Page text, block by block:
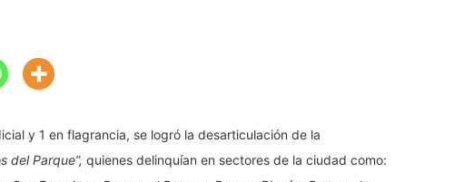
y 1 en flagrancia, se logró la desarticulación de la
del Parque”, quienes delinquían en sectores de la ciudad como: